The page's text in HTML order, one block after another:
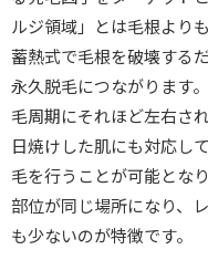
ルジ領域」とは毛根より
蓄熱式で毛根を破壊する
永久脱毛につながります。
毛周期にそれほど左右さ
日焼けした肌にも対応し
毛を行うことが可能とな
部位が同じ場所になり、
も少ないのが特徴です。